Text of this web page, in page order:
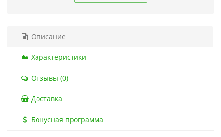
Описание
Характеристики
Отзывы (0)
Доставка
Бонусная программа